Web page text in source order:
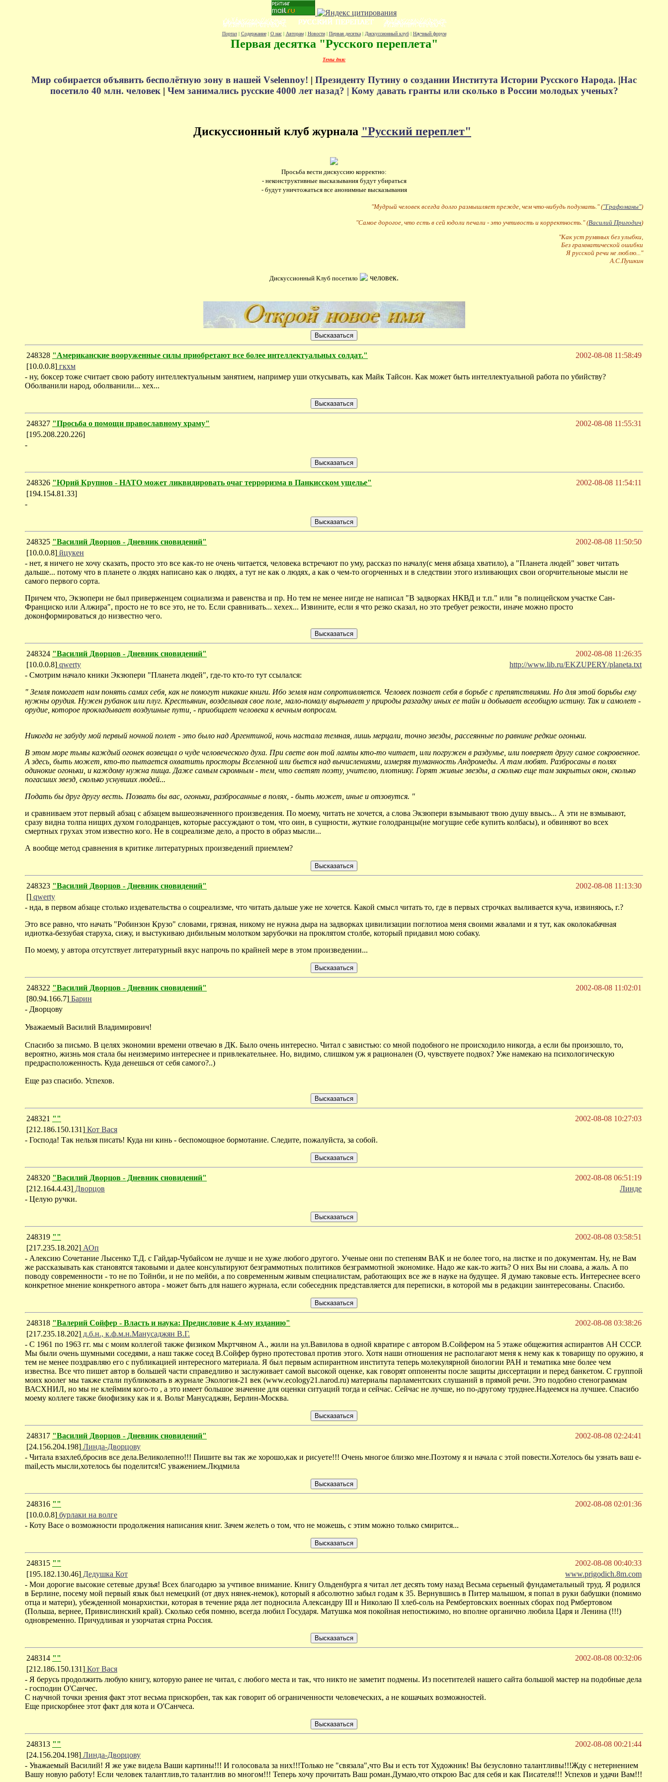
Портал| Содержание| О нас| Авторам| Новости| Первая десятка| Дискуссионный клуб| Научный форум
Первая десятка "Русского переплета"
Темы дня:
Мир собирается объявить бесполётную зону в нашей Vselennoy! | Президенту Путину о создании Института Истории Русского Народа. |Нас
посетило 40 млн. человек| Чем занимались русские 4000 лет назад? | Кому давать гранты или сколько в России молодых ученых?
Дискуссионный клуб журнала "Русский переплет"
Просьба вести дискуссию корректно:
- неконструктивные высказывания будут убираться
- будут уничтожаться все анонимные высказывания
"Мудрый человек всегда долго размышляет прежде, чем что-нибудь подумать." ("Графоманы")
"Самое дорогое, что есть в сей юдоли печали - это учтивость и корректность." (Василий Пригодич)
"Как уст румяных без улыбки,
Без грамматической ошибки
Я русской речи не люблю..."
А.С.Пушкин
Дискуссионный Клуб посетило человек.
248328 "Американские вооруженные силы приобретают все более интеллектуальных солдат."
2002-08-08 11:58:49
[10.0.0.8] гкхм
- ну, боксер тоже считает свою работу интеллектуальным занятием, например уши откусывать, как Майк Тайсон. Как может быть интеллектуальной работа по убийству?
Оболванили народ, оболванили... хех...
248327 "Просьба о помощи православному храму"
2002-08-08 11:55:31
[195.208.220.226]
-
248326 "Юрий Крупнов - НАТО может ликвидировать очаг терроризма в Панкисском ущелье"
2002-08-08 11:54:11
[194.154.81.33]
-
248325 "Василий Дворцов - Дневник сновидений"
2002-08-08 11:50:50
[10.0.0.8] йцукен
- нет, я ничего не хочу сказать, просто это все как-то не очень читается, человека встречают по уму, рассказ по началу(с меня абзаца хватило), а "Планета людей" зовет читать
дальше... потому что в планете о людях написано как о людях, а тут не как о людях, а как о чем-то огорченных и в следствии этого изливающих свои огорчительноые мысли не
самого первого сорта.
Причем что, Экзюпери не был приверженцем социализма и равенства и пр. Но тем не менее нигде не написал "В задворках НКВД и т.п." или "в полицейском участке Сан-
Франциско или Алжира", просто не то все это, не то. Если сравнивать... хехех... Извините, если я что резко сказал, но это требует резкости, иначе можно просто
доконформироваться до низвестно чего.
248324 "Василий Дворцов - Дневник сновидений"
2002-08-08 11:26:35
[10.0.0.8] qwerty
http://www.lib.ru/EKZUPERY/planeta.txt
- Смотрим начало кники Экзюпери "Планета людей", где-то кто-то тут ссылался:
" Земля помогает нам понять самих себя, как не помогут никакие книги. Ибо земля нам сопротивляется. Человек познает себя в борьбе с препятствиями. Но для этой борьбы ему
нужны орудия. Нужен рубанок или плуг. Крестьянин, возделывая свое поле, мало-помалу вырывает у природы разгадку иных ее тайн и добывает всеобщую истину. Так и самолет -
орудие, которое прокладывает воздушные пути, - приобщает человека к вечным вопросам.
Никогда не забуду мой первый ночной полет - это было над Аргентиной, ночь настала темная, лишь мерцали, точно звезды, рассеянные по равнине редкие огоньки.
В этом море тьмы каждый огонек возвещал о чуде человеческого духа. При свете вон той лампы кто-то читает, или погружен в раздумье, или поверяет другу самое сокровенное.
А здесь, быть может, кто-то пытается охватить просторы Вселенной или бьется над вычислениями, измеряя туманность Андромеды. А там любят. Разбросаны в полях
одинокие огоньки, и каждому нужна пища. Даже самым скромным - тем, что светят поэту, учителю, плотнику. Горят живые звезды, а сколько еще там закрытых окон, сколько
погасших звезд, сколько уснувших людей...
Подать бы друг другу весть. Позвать бы вас, огоньки, разбросанные в полях, - быть может, иные и отзовутся. "
и сравниваем этот первый абзац с абзацем вышеозначенного произведения. По моему, читать не хочется, а слова Экзюпери взымывают твою душу ввысь... А эти не взмывают,
сразу видна толпа нищих духом голодранцев, которые рассуждают о том, что оин, в сущности, жуткие голодранцы(не могущие себе купить колбасы), и обвиняют во всех
смертных грухах этом известно кого. Не в соцреализме дело, а просто в образ мысли...
А вообще метод сравнения в критике литературных произведений приемлем?
248323 "Василий Дворцов - Дневник сновидений"
2002-08-08 11:13:30
[] qwerty
- нда, в первом абзаце столько издевательства о соцреализме, что читать дальше уже не хочется. Какой смысл читать то, где в первых строчках выливается куча, извиняюсь, г.?
Это все равно, что начать "Робинзон Крузо" словами, грязная, никому не нужна дыра на задворках цивилизации поглотиоа меня своими жвалами и я тут, как околокабачная
идиотка-беззубая старуха, сижу, и выстукиваю дибильным молотком зарубочки на проклятом столбе, который придавил мою собаку.
По моему, у автора отсутствует литературный вкус напрочь по крайней мере в этом произведении...
248322 "Василий Дворцов - Дневник сновидений"
2002-08-08 11:02:01
[80.94.166.7] Барин
- Дворцову
Уважаемый Василий Владимирович!
Спасибо за письмо. В целях экономии времени отвечаю в ДК. Было очень интересно. Читал с завистью: со мной подобного не происходило никогда, а если бы произошло, то,
вероятно, жизнь моя стала бы неизмеримо интереснее и привлекательнее. Но, видимо, слишком уж я рационален (О, чувствуете подвох? Уже намекаю на психологическую
предрасположенность. Куда денешься от себя самого?..)
Еще раз спасибо. Успехов.
248321 ""
2002-08-08 10:27:03
[212.186.150.131] Кот Вася
- Господа! Так нельзя писать! Куда ни кинь - беспомощное бормотание. Следите, пожалуйста, за собой.
248320 "Василий Дворцов - Дневник сновидений"
2002-08-08 06:51:19
[212.164.4.43] Дворцов
Линде
- Целую ручки.
248319 ""
2002-08-08 03:58:51
[217.235.18.202] АОп
- Алексию Сочетание Лысенко Т.Д. с Гайдар-Чубайсом не лучше и не хуже любого другого. Ученые они по степеням ВАК и не более того, на листке и по документам. Ну, не Вам
же рассказывать как становятся таковыми и далее консультируют безграммотных политиков безграммотной экономике. Надо же как-то жить? О них Вы ни слоава, а жаль. А по
поводу современности - то не по Тойнби, и не по мейби, а по современным живым специалистам, работающих все же в науке на будущее. Я думаю таковые есть. Интереснее всего
конкретное мнение конкретного автора - может быть для нашего журнала, если собеседник представляется для переписки, в которой мы в редакции заинтересованы. Спасибо.
248318 "Валерий Сойфер - Власть и наука: Предисловие к 4-му изданию"
2002-08-08 03:38:26
[217.235.18.202] д.б.н., к.ф.м.н.Манусаджян В.Г.
- С 1961 по 1963 гг. мы с моим коллегой также физиком Мкртчяном А., жили на ул.Вавилова в одной квратире с автором В.Сойфером на 5 этаже общежития аспирантов АН СССР.
Мы были очень шумными соседями, а наш также сосед В.Сойфер бурно протестовал против этого. Хотя наши отношения не располагают меня к нему как к товарищу по оружию, я
тем не менее поздравляю его с публикацией интересного материала. Я был первым аспирантном института теперь молекулярной биологии РАН и тематика мне более чем
известна. Все что пишет автор в большей части справедливо и заслуживает самой высокой оценке, как говорят оппоненты после защиты диссертации и перед банкетом. С группой
моих коолег мы также стали публиковать в журнале Экология-21 век (www.ecology21.narod.ru) материалы парламентских слушаний в прямой речи. Это подобно стенограммам
ВАСХНИЛ, но мы не клеймим кого-то , а это имеет большое значение для оценки ситуаций тогда и сейчас. Сейчас не лучше, но по-другому труднее.Надеемся на лучшее. Спасибо
моему коллеге также биофизику как и я. Вольт Манусаджян, Берлин-Москва.
248317 "Василий Дворцов - Дневник сновидений"
2002-08-08 02:24:41
[24.156.204.198] Линда-Дворцову
- Читала взахлеб,бросив все дела.Великолепно!!! Пишите вы так же хорошо,как и рисуете!!! Очень многое близко мне.Поэтому я и начала с этой повести.Хотелось бы узнать ваш e-
mail,есть мысли,хотелось бы поделится!С уважением.Людмила
248316 ""
2002-08-08 02:01:36
[10.0.0.8] бурлаки на волге
- Коту Васе о возможности продолжения написания книг. Зачем желеть о том, что не можешь, с этим можно только смирится...
248315 ""
2002-08-08 00:40:33
[195.182.130.46] Дедушка Кот
www.prigodich.8m.com
- Мои дорогие высокие сетевые друзья! Всех благодарю за учтивое внимание. Книгу Ольденбурга я читал лет десять тому назад Весьма серьеный фундаметальный труд. Я родился
в Берлине, посему мой первый язык был немецкий (от двух нянек-немок), который я абсолютно забыл годам к 35. Вернувшись в Питер малышом, я попал в руки бабушки (помимо
отца и матери), убежденной монархистки, которая в течение ряда лет подносила Александру III и Николаю II хлеб-соль на Рембертовских военных сборах под Рмбертовом
(Польша, вернее, Привислинский край). Сколько себя помню, всегда любил Государя. Матушка моя покойная непостижимо, но вполне органично любила Царя и Ленина (!!!)
одновременно. Причудливая и узорчатая стрна Россия.
248314 ""
2002-08-08 00:32:06
[212.186.150.131] Кот Вася
- Я берусь продолжить любую книгу, которую ранее не читал, с любого места и так, что никто не заметит подмены. Из посетителей нашего сайта большой мастер на подобные дела
- господин О'Санчес.
С научной точки зрения факт этот весьма прискорбен, так как говорит об ограниченности человеческих, а не кошачьих возможностей.
Еще прискорбнее этот факт для кота и О'Санчеса.
248313 ""
2002-08-08 00:21:44
[24.156.204.198] Линда-Дворцову
- Уважаемый Василий! Я же уже видела Ваши картины!!! И голосовала за них!!!Только не "связала",что Вы и есть тот Художник! Вы безусловно талантливы!!!Жду с нетернением
Вашу новую работу! Если человек талантлив,то талантлив во многом!!! Теперь хочу прочитать Ваш роман.Думаю,что открою Вас для себя и как Писателя!!! Успехов и удачи Вам!!!